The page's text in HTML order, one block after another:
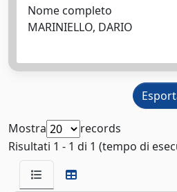
Nome completo
MARINIELLO, DARIO
Mostra
records
Risultati 1 - 1 di 1 (tempo di